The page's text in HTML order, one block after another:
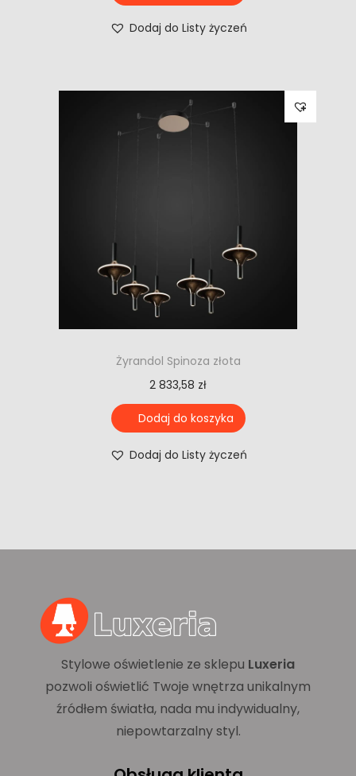
Dodaj do Listy życzeń
Żyrandol Spinoza złota
2 833,58 zł
Dodaj do koszyka
Dodaj do Listy życzeń
Stylowe oświetlenie ze sklepu Luxeria
pozwoli oświetlić Twoje wnętrza unikalnym
źródłem światła, nada mu indywidualny,
niepowtarzalny styl.